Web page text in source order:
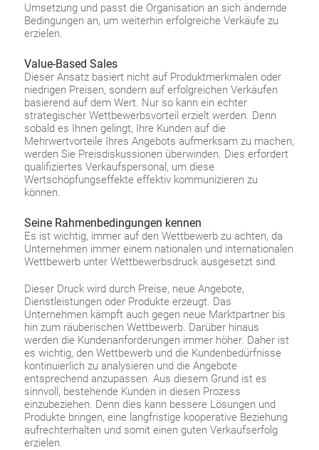
Umsetzung und passt die Organisation an sich ändernde
Bedingungen an, um weiterhin erfolgreiche Verkäufe zu
erzielen.
Value-Based Sales
Dieser Ansatz basiert nicht auf Produktmerkmalen oder
niedrigen Preisen, sondern auf erfolgreichen Verkäufen
basierend auf dem Wert. Nur so kann ein echter
strategischer Wettbewerbsvorteil erzielt werden. Denn
sobald es Ihnen gelingt, Ihre Kunden auf die
Mehrwertvorteile Ihres Angebots aufmerksam zu machen,
werden Sie Preisdiskussionen überwinden. Dies erfordert
qualifiziertes Verkaufspersonal, um diese
Wertschöpfungseffekte effektiv kommunizieren zu
können.
Seine Rahmenbedingungen kennen
Es ist wichtig, immer auf den Wettbewerb zu achten, da
Unternehmen immer einem nationalen und internationalen
Wettbewerb unter Wettbewerbsdruck ausgesetzt sind.
Dieser Druck wird durch Preise, neue Angebote,
Dienstleistungen oder Produkte erzeugt. Das
Unternehmen kämpft auch gegen neue Marktpartner bis
hin zum räuberischen Wettbewerb. Darüber hinaus
werden die Kundenanforderungen immer höher. Daher ist
es wichtig, den Wettbewerb und die Kundenbedürfnisse
kontinuierlich zu analysieren und die Angebote
entsprechend anzupassen. Aus diesem Grund ist es
sinnvoll, bestehende Kunden in diesen Prozess
einzubeziehen. Denn dies kann bessere Lösungen und
Produkte bringen, eine langfristige kooperative Beziehung
aufrechterhalten und somit einen guten Verkaufserfolg
erzielen.